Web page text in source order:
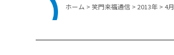
ホーム > 笑門来福通信 > 2013年 > 4月